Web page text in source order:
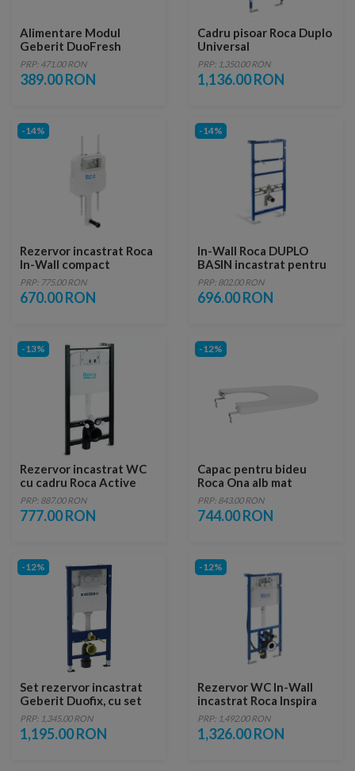
Alimentare Modul
Geberit DuoFresh
PRP: 471.00 RON
389.00 RON
Cadru pisoar Roca Duplo
Universal
PRP: 1,350.00 RON
1,136.00 RON
-14%
Rezervor incastrat Roca
In-Wall compact
PRP: 775.00 RON
670.00 RON
-14%
In-Wall Roca DUPLO
BASIN incastrat pentru
lavoar
PRP: 802.00 RON
696.00 RON
-13%
Rezervor incastrat WC
cu cadru Roca Active
PRP: 887.00 RON
777.00 RON
-12%
Capac pentru bideu
Roca Ona alb mat
Supralit cu inchidere
lenta
PRP: 843.00 RON
744.00 RON
-12%
Set rezervor incastrat
Geberit Duofix, cu set
fixare si clapeta crom
lucios Delta 20, pentru
vas WC suspendat
PRP: 1,345.00 RON
1,195.00 RON
-12%
Rezervor WC In-Wall
incastrat Roca Inspira
Duplo WC 50x14xH119
cm dubla comanda cot Ø
90/110
PRP: 1,492.00 RON
1,326.00 RON